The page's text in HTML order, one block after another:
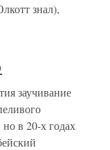
знал),
заучивание
в 20-х годах